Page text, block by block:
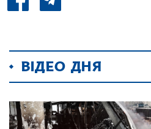
ВІДЕО ДНЯ